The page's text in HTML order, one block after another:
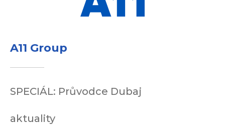
A11 Group
SPECIÁL: Průvodce Dubaj
aktuality